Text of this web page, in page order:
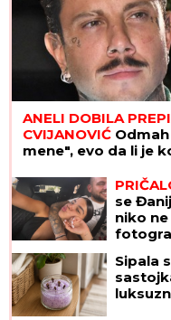
ANELI DOBILA
CVIJANOVIĆ
mene", evo da li je
se
niko
braku
Sipala